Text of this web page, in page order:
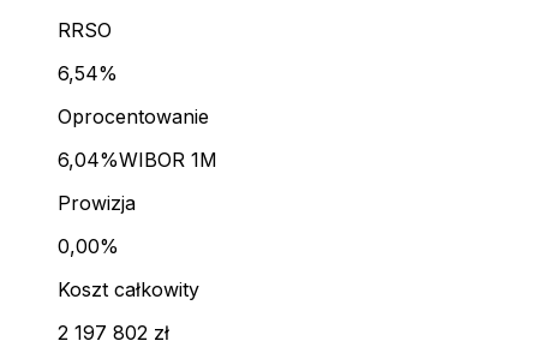
RRSO
6,54%
Oprocentowanie
6,04%WIBOR 1M
Prowizja
0,00%
Koszt całkowity
2 197 802 zł